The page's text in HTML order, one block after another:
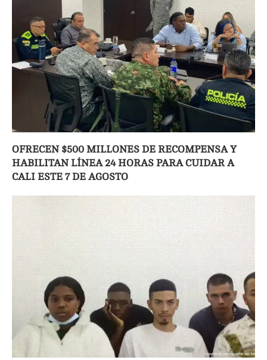
OFRECEN $500 MILLONES DE RECOMPENSA Y
HABILITAN LÍNEA 24 HORAS PARA CUIDAR A
CALI ESTE 7 DE AGOSTO